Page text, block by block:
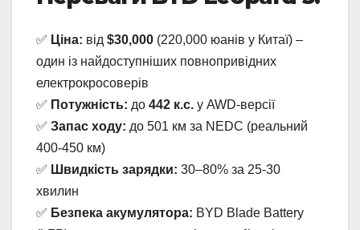
✅ Ціна: від $30,000 (220,000 юанів у Китаї) –
один із найдоступніших повнопривідних
електрокросоверів
✅ Потужність: до 442 к.с. у AWD-версії
✅ Запас ходу: до 501 км за NEDC (реальний
400-450 км)
✅ Швидкість зарядки: 30–80% за 25-30
хвилин
✅ Безпека акумулятора: BYD Blade Battery